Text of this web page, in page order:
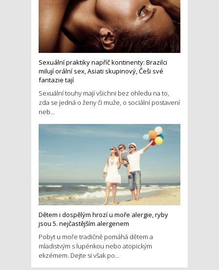
Sexuální praktiky napříč kontinenty: Brazilci
milují orální sex, Asiati skupinový, Češi své
fantazie tají
Sexuální touhy mají všichni bez ohledu na to,
zda se jedná o ženy či muže, o sociální postavení
neb...
Dětem i dospělým hrozí u moře alergie, ryby
jsou 5. nejčastějším alergenem
Pobyt u moře tradičně pomáhá dětem a
mladistvým s lupénkou nebo atopickým
ekzémem. Dejte si však po...